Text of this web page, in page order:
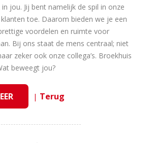
jou. Jij bent namelijk de spil in onze
toe. Daarom bieden we je een
voordelen en ruimte voor
Bij ons staat de mens centraal; niet
zeker ook onze collega’s. Broekhuis
beweegt jou?
|